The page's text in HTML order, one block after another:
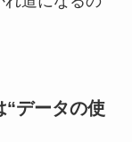
“データの使